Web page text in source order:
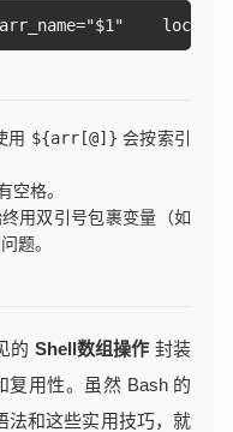
local
用 ${arr[@]} 会按索引
空格。
用双引号包裹变量（如
题。
的 Shell数组操作 封装
复用性。虽然 Bash 的
法和这些实用技巧，就